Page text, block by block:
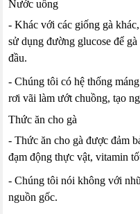
Nước uống
- Khác với các giống gà
sử dụng đường glucose để
đầu.
- Chúng tôi có hệ thống
rơi vãi làm ướt chuồng, tạo
Thức ăn cho gà
- Thức ăn cho gà được đảm
đạm động thực vật, vitamin
- Chúng tôi nói không với
nguồn gốc.